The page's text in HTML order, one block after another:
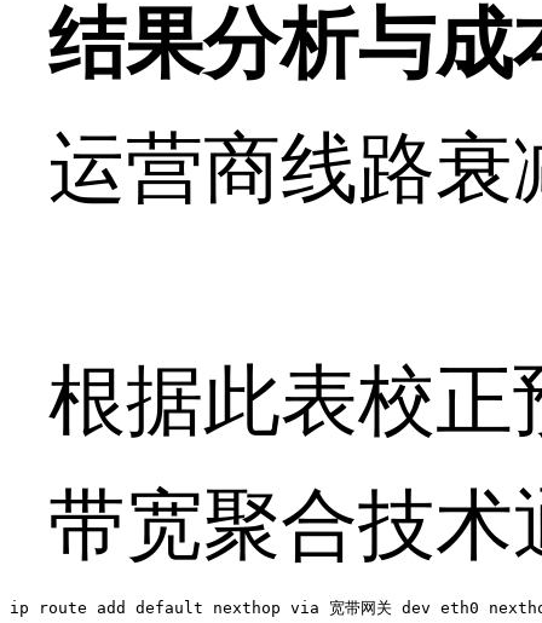
结果分析与成
运营商线路衰
根据此表校正
带宽聚合技术
ip route add default nexthop via 宽带网关 dev eth0